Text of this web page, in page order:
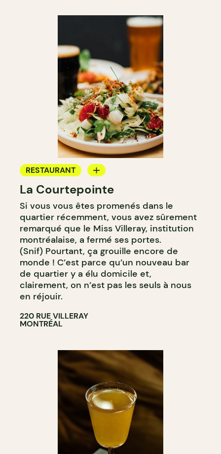
RESTAURANT
BAR
BAR À VIN
La Courtepointe
Si vous vous êtes promenés dans le
quartier récemment, vous avez sûrement
remarqué que le Miss Villeray, institution
montréalaise, a fermé ses portes.
(Snif) Pourtant, ça grouille encore de
monde ! C’est parce qu’un nouveau bar
de quartier y a élu domicile et,
clairement, on n’est pas les seuls à nous
en réjouir.
220 RUE VILLERAY
MONTRÉAL